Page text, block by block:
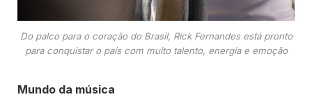
Do palco para o coração do Brasil, Rick Fernandes está pronto
para conquistar o país com muito talento, energia e emoção
Mundo da música